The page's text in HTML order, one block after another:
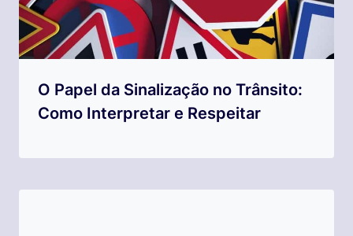
O Papel da Sinalização no Trânsito:
Como Interpretar e Respeitar